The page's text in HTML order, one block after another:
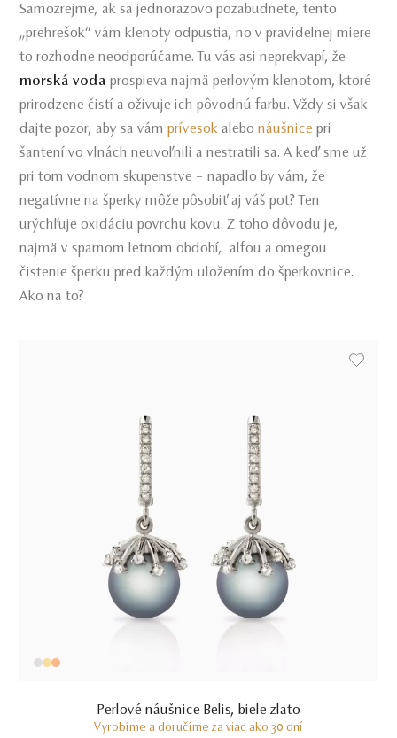
Samozrejme, ak sa jednorazovo pozabudnete, tento
„prehrešok“ vám klenoty odpustia, no v pravidelnej miere
to rozhodne neodporúčame. Tu vás asi neprekvapí, že
morská voda prospieva najmä perlovým klenotom, ktoré
prirodzene čistí a oživuje ich pôvodnú farbu. Vždy si však
dajte pozor, aby sa vámprívesok alebonáušnice pri
šantení vo vlnách neuvoľnili a nestratili sa. A keď sme už
pri tom vodnom skupenstve – napadlo by vám, že
negatívne na šperky môže pôsobiť aj váš pot? Ten
urýchľuje oxidáciu povrchu kovu. Z toho dôvodu je,
najmä v sparnom letnom období, alfou a omegou
čistenie šperku pred každým uložením do šperkovnice.
Ako na to?
Perlové náušnice Belis, biele zlato
Vyrobíme a doručíme za viac ako 30 dní